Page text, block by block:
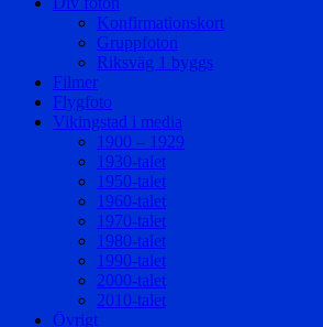
Konfirmationskort
Gruppfoton
Riksväg 1 byggs
Filmer
Flygfoto
Vikingstad i media
1900 – 1929
1930-talet
1950-talet
1960-talet
1970-talet
1980-talet
1990-talet
2000-talet
2010-talet
Övrigt